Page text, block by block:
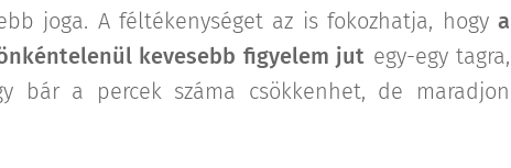
joga. A féltékenységet az is fokozhatja, hogy a
kevesebb figyelem jut egy-egy tagra,
bár a percek száma csökkenhet, de maradjon